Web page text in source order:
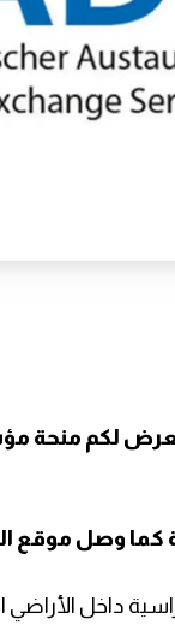
كما وصل موقع
داخل الأراضي